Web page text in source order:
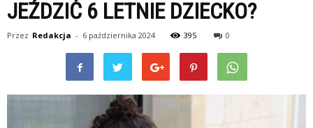
JEŹDZIĆ 6 LETNIE DZIECKO?
Przez Redakcja - 6 października 2024 395 0